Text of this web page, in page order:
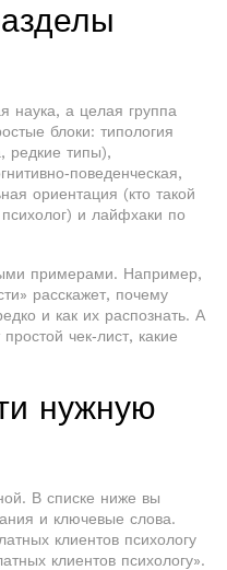
наука, а целая группа
блоки: типология
редкие типы),
ориентация (кто такой
и лайфхаки по
примерами. Например,
расскажет, почему
и как их распознать. А
чек‑лист, какие
нужную
В списке ниже вы
и ключевые слова.
клиентов психологу
клиентов психологу».